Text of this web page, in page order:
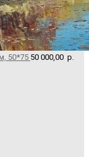
50*75 50 000,00 р.